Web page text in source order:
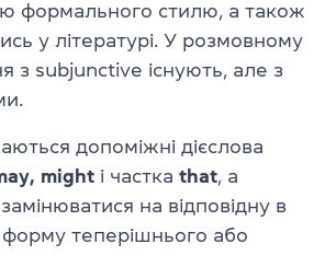
формального стилю, а також
у літературі. У розмовному
з subjunctive існують, але з
допоміжні дієслова
might і частка that, а
на відповідну в
теперішнього або